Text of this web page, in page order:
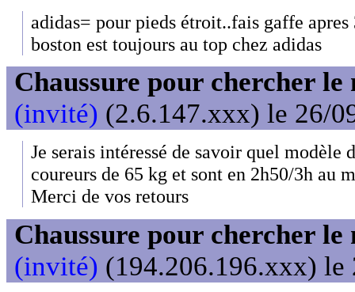
adidas= pour pieds étroit..fais gaffe
boston est toujours au top chez adidas
Chaussure pour chercher
(invité) (2.6.147.xxx) le 26/
Je serais intéressé de savoir quel modèle
coureurs de 65 kg et sont en 2h50/3h au
Merci de vos retours
Chaussure pour chercher
(invité) (194.206.196.xxx) le